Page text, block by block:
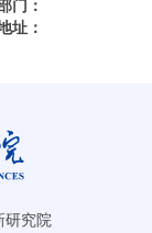
门：
址：
研究院